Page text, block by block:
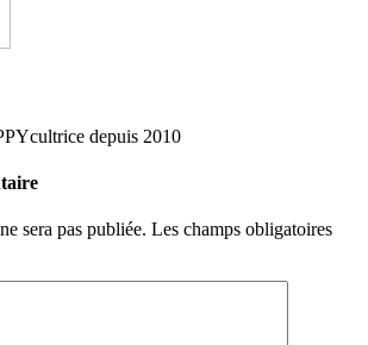
depuis 2010
sera pas publiée. Les champs obligatoires